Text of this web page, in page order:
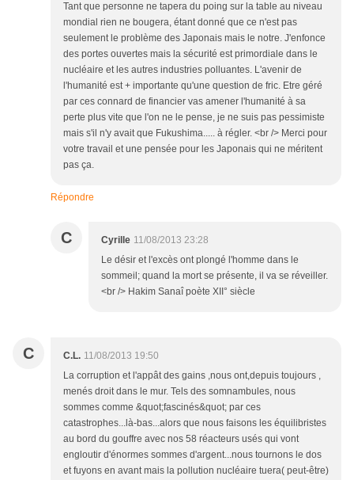
Tant que personne ne tapera du poing sur la table au niveau
mondial rien ne bougera, étant donné que ce n'est pas
seulement le problème des Japonais mais le notre. J'enfonce
des portes ouvertes mais la sécurité est primordiale dans le
nucléaire et les autres industries polluantes. L'avenir de
l'humanité est + importante qu'une question de fric. Etre géré
par ces connard de financier vas amener l'humanité à sa
perte plus vite que l'on ne le pense, je ne suis pas pessimiste
mais s'il n'y avait que Fukushima..... à régler. <br /> Merci pour
votre travail et une pensée pour les Japonais qui ne méritent
pas ça.
Répondre
C Cyrille 11/08/2013 23:28
Le désir et l'excès ont plongé l'homme dans le
sommeil; quand la mort se présente, il va se réveiller.
<br /> Hakim Sanaî poète XII° siècle
C C.L. 11/08/2013 19:50
La corruption et l'appât des gains ,nous ont,depuis toujours ,
menés droit dans le mur. Tels des somnambules, nous
sommes comme &quot;fascinés&quot; par ces
catastrophes...là-bas...alors que nous faisons les équilibristes
au bord du gouffre avec nos 58 réacteurs usés qui vont
engloutir d'énormes sommes d'argent...nous tournons le dos
et fuyons en avant mais la pollution nucléaire tuera( peut-être)